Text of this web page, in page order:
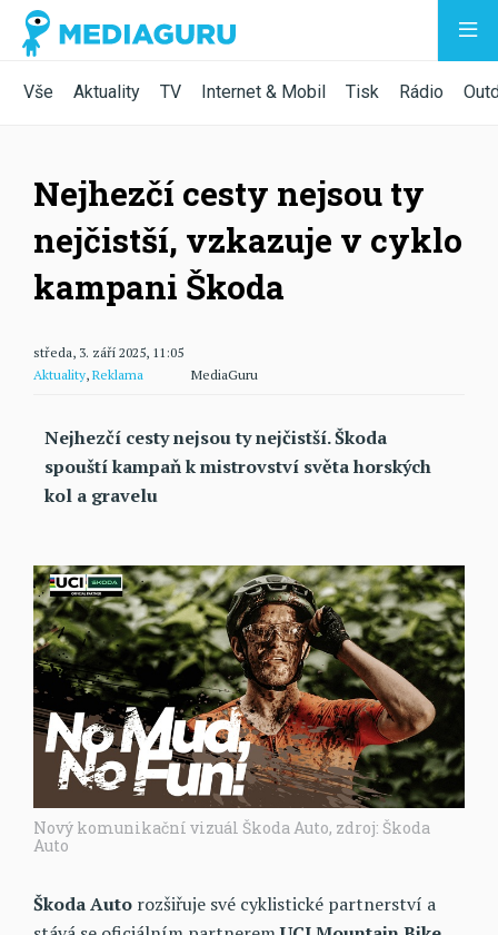
Vše Aktuality TV Internet & Mobil Tisk Rádio
Nejhezčí cesty nejsou ty
nejčistší, vzkazuje v cyklo
kampani Škoda
středa, 3. září 2025, 11:05
Aktuality, Reklama MediaGuru
Nejhezčí cesty nejsou ty nejčistší. Škoda
spouští kampaň k mistrovství světa horských
kol a gravelu
Nový komunikační vizuál Škoda Auto, zdroj: Škoda
Auto
Škoda Auto rozšiřuje své cyklistické partnerství a